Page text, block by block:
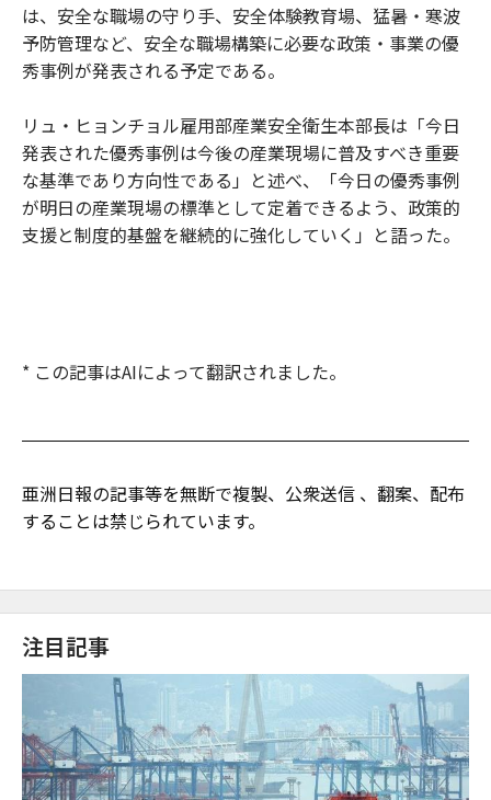
は、安全な職場の守り手、安全体験教育場、猛暑・寒波
予防管理など、安全な職場構築に必要な政策・事業の優
秀事例が発表される予定である。
リュ・ヒョンチョル雇用部産業安全衛生本部長は「今日
発表された優秀事例は今後の産業現場に普及すべき重要
な基準であり方向性である」と述べ、「今日の優秀事例
が明日の産業現場の標準として定着できるよう、政策的
支援と制度的基盤を継続的に強化していく」と語った。
* この記事はAIによって翻訳されました。
亜洲日報の記事等を無断で複製、公衆送信 、翻案、配布
することは禁じられています。
注目記事